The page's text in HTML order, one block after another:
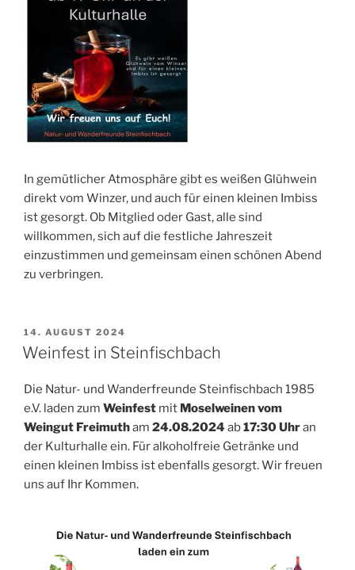
In gemütlicher Atmosphäre gibt es weißen Glühwein
direkt vom Winzer, und auch für einen kleinen Imbiss
ist gesorgt. Ob Mitglied oder Gast, alle sind
willkommen, sich auf die festliche Jahreszeit
einzustimmen und gemeinsam einen schönen Abend
zu verbringen.
VERÖFFENTLICHT
AM
14. AUGUST 2024
Weinfest in Steinfischbach
Die Natur- und Wanderfreunde Steinfischbach 1985
e.V. laden zum Weinfest mit Moselweinen vom
Weingut Freimutham 24.08.2024 ab17:30 Uhran
der Kulturhalle ein. Für alkoholfreie Getränke und
einen kleinen Imbiss ist ebenfalls gesorgt. Wir freuen
uns auf Ihr Kommen.